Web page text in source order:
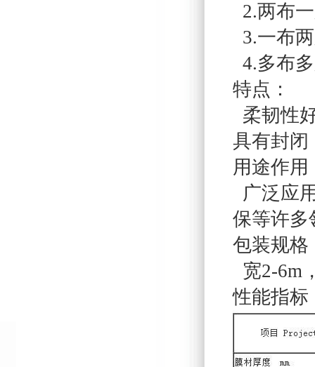
2.两布
3.一布
4.多布
特点：
柔韧性
具有封闭
用途作用
广泛应
保等许多
包装规格
宽2-6m
性能指标